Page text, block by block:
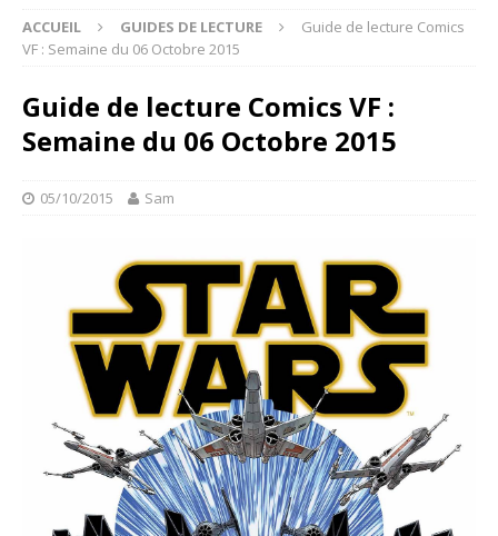
ACCUEIL GUIDES DE LECTURE
Guide de lecture Comics
VF : Semaine du 06 Octobre 2015
Guide de lecture Comics VF :
Semaine du 06 Octobre 2015
05/10/2015 Sam